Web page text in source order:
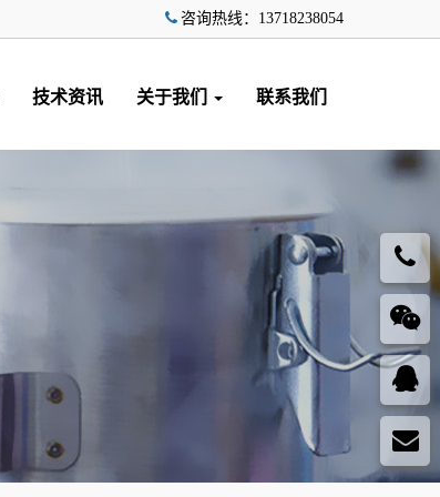
咨询热线：13718238054
技术资讯 关于我们 联系我们